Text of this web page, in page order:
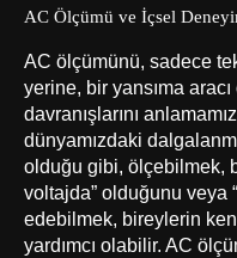
AC Ölçümü ve İçsel
AC ölçümünü, sadece
yerine, bir yansıma
davranışlarını
dünyamızdaki
olduğu gibi, ölçebilmek,
voltajda” olduğunu veya
edebilmek, bireylerin
yardımcı olabilir. AC